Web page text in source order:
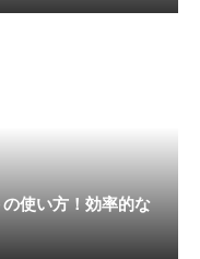
使い方！効率的な